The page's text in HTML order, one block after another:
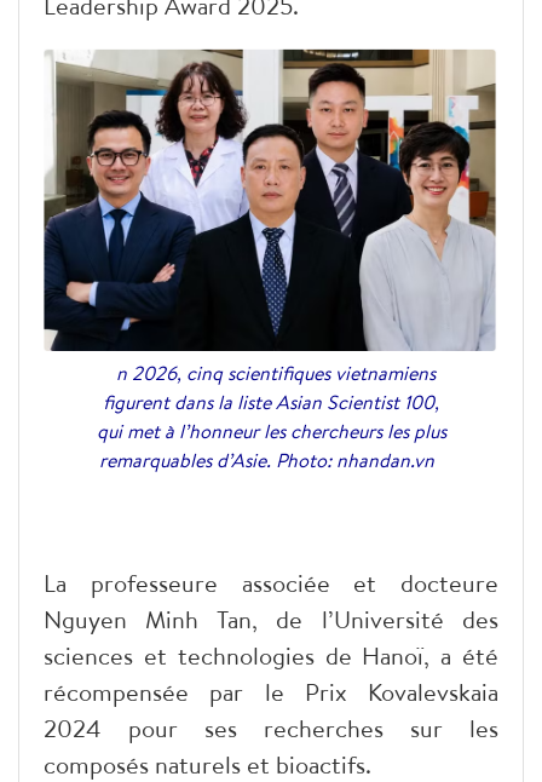
n 2026, cinq scientifiques vietnamiens
figurent dans la liste Asian Scientist 100,
qui met à l’honneur les chercheurs les plus
remarquables d’Asie. Photo: nhandan.vn
La professeure associée et docteure
Nguyen Minh Tan, de l’Université des
sciences et technologies de Hanoï, a été
récompensée par le Prix Kovalevskaia
2024 pour ses recherches sur les
composés naturels et bioactifs.